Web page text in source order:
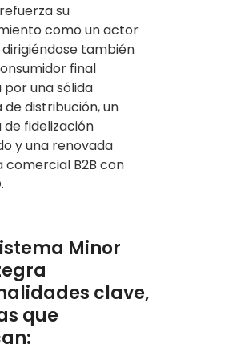
su
como un actor
también
final
por una sólida
distribución, un
fidelización
y una renovada
comercial B2B con
Minor
clave,
que